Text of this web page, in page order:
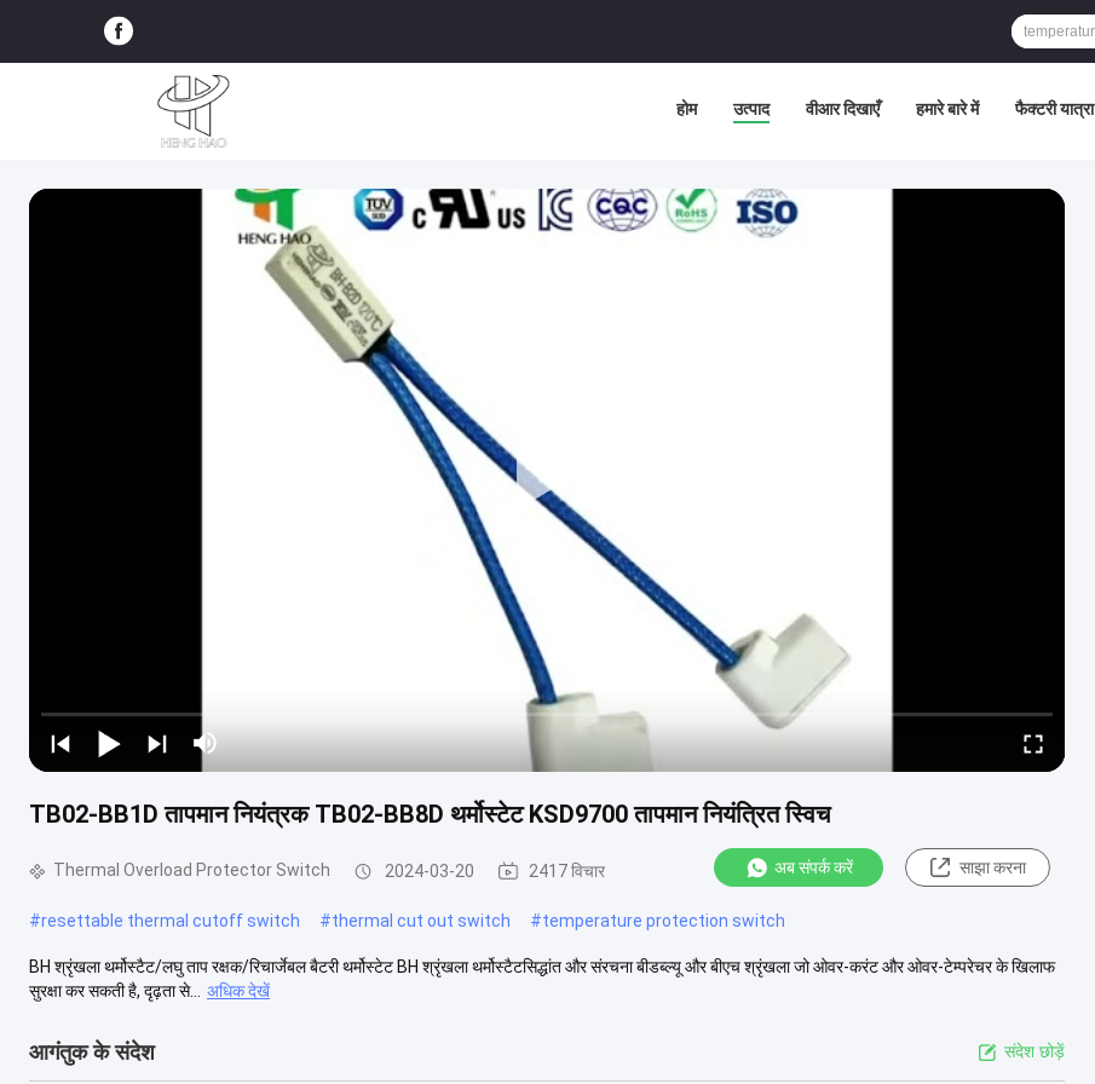
होम उत्पाद वीआर दिखाएँ हमारे बारे में फैक्टरी यात्रा
TB02-BB1D तापमान नियंत्रक TB02-BB8D थर्मोस्टेट KSD9700 तापमान नियंत्रित स्विच
Thermal Overload Protector Switch 2024-03-20 2417 विचार अब संपर्क करें साझा करना
#resettable thermal cutoff switch #thermal cut out switch #temperature protection switch
BH श्रृंखला थर्मोस्टैट/लघु ताप रक्षक/रिचार्जेबल बैटरी थर्मोस्टेट BH श्रृंखला थर्मोस्टैटसिद्धांत और संरचना बीडब्ल्यू और बीएच श्रृंखला जो ओवर-करंट और ओवर-टेम्परेचर के खिलाफ
सुरक्षा कर सकती है, दृढ़ता से...
अधिक देखें
आगंतुक के संदेश संदेश छोड़ें